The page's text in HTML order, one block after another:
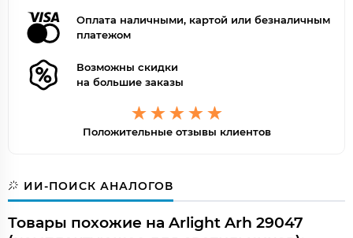
Оплата наличными, картой или безналичным
платежом
Возможны скидки
на большие заказы
Положительные отзывы клиентов
ИИ-ПОИСК АНАЛОГОВ
Товары похожие на Arlight Arh 29047